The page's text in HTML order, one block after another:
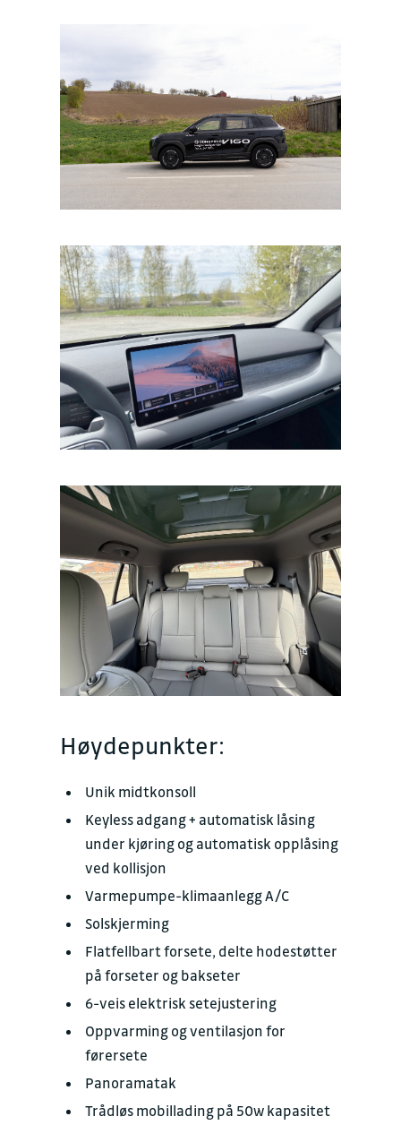
Høydepunkter:
Unik midtkonsoll
Keyless adgang + automatisk låsing
under kjøring og automatisk opplåsing
ved kollisjon
Varmepumpe-klimaanlegg A/C
Solskjerming
Flatfellbart forsete, delte hodestøtter
på forseter og bakseter
6-veis elektrisk setejustering
Oppvarming og ventilasjon for
førersete
Panoramatak
Trådløs mobillading på 50w kapasitet